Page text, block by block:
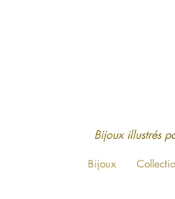
Bijoux illustrés
Bijoux